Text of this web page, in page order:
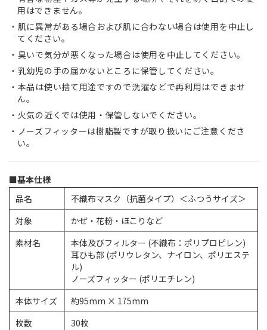
用はできません。
肌に異常がある場合および肌に合わない場合は使用を中止し
てください。
臭いで気分が悪くなった場合は使用を中止してください。
乳幼児の手の届かないところに保管してください。
本品は使い捨て用途ですので洗濯などで再利用はできませ
ん。
火気の近くでは使用・保管しないでください。
ノーズフィッターは樹脂製ですが取り扱いにご注意くださ
い。
■基本仕様
品名
不織布マスク（抗菌タイプ）＜ふつうサイズ＞
対象
かぜ・花粉・ほこりなど
素材名
本体及びフィルター (不織布：ポリプロピレン)
耳ひも部 (ポリウレタン、ナイロン、ポリエステ
ル)
ノーズフィッター (ポリエチレン)
本体サイズ
約95mm × 175mm
枚数
30枚